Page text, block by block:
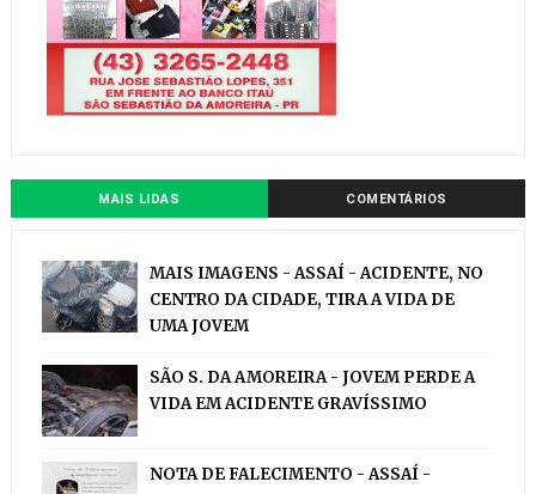
MAIS LIDAS COMENTÁRIOS
MAIS IMAGENS - ASSAÍ - ACIDENTE, NO
CENTRO DA CIDADE, TIRA A VIDA DE
UMA JOVEM
SÃO S. DA AMOREIRA - JOVEM PERDE A
VIDA EM ACIDENTE GRAVÍSSIMO
NOTA DE FALECIMENTO - ASSAÍ -